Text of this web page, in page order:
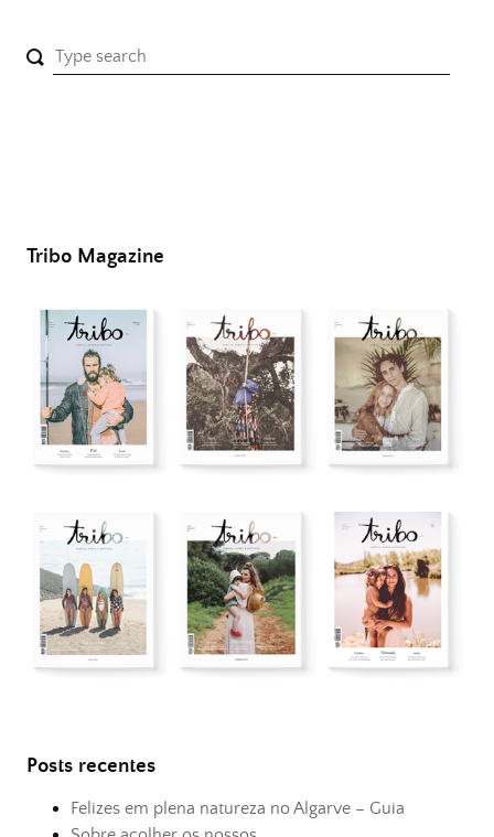
Tribo Magazine
Posts recentes
Felizes em plena natureza no Algarve – Guia